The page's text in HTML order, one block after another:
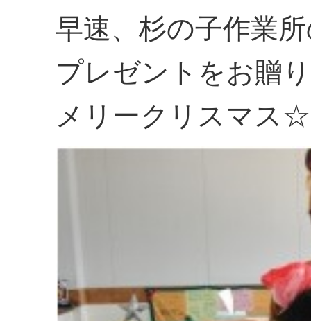
早速、杉の子作業
プレゼントをお贈
メリークリスマス☆